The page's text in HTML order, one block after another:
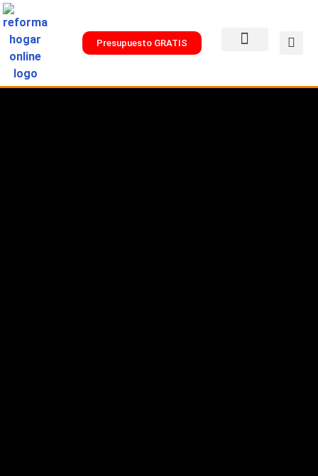
Presupuesto GRATIS